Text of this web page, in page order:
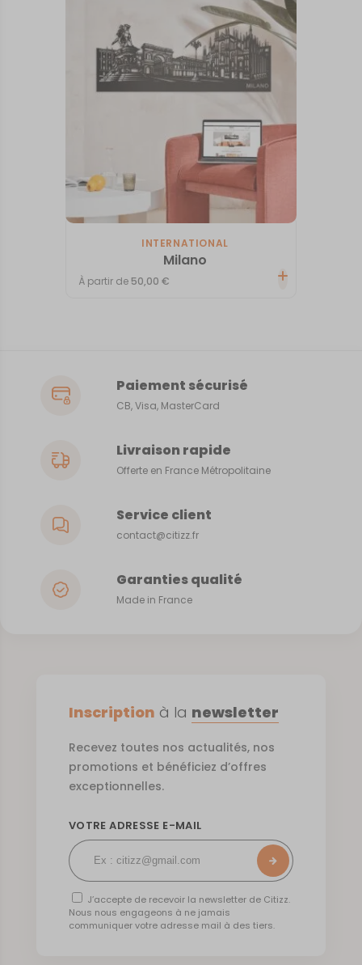
INTERNATIONAL
Milano
À partir de 50,00€
Paiement sécurisé
CB, Visa, MasterCard
Livraison rapide
Offerte en France Métropolitaine
Service client
contact@citizz.fr
Garanties qualité
Made in France
Inscription à la newsletter
Recevez toutes nos actualités, nos
promotions et bénéficiez d’offres
exceptionnelles.
VOTRE ADRESSE E-MAIL
J’accepte de recevoir la newsletter de Citizz.
Nous nous engageons à ne jamais
communiquer votre adresse mail à des tiers.